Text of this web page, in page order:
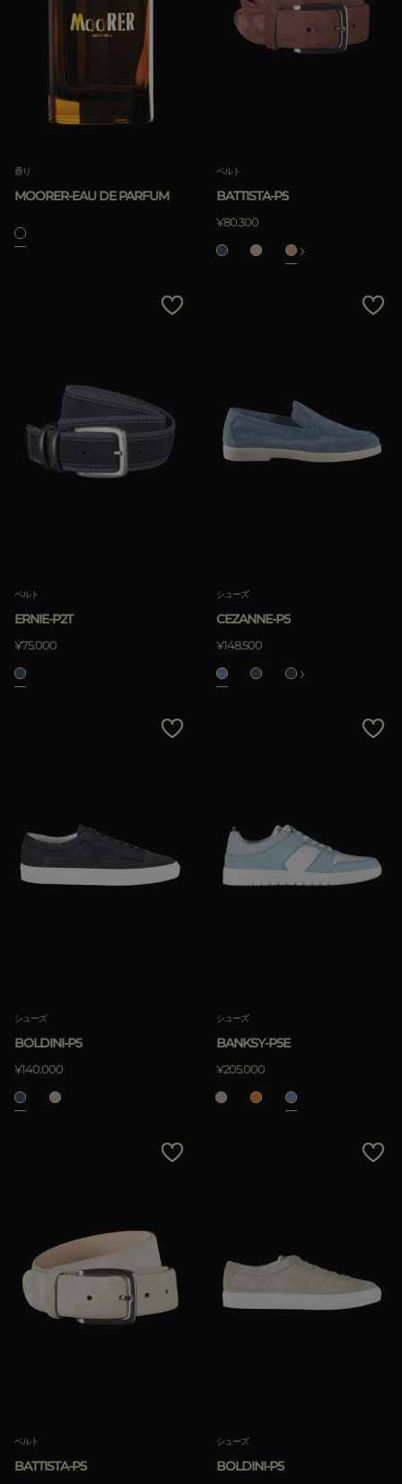
香り
MOORER-EAU DE PARFUM
ベルト
BATTISTA-P5
¥80.300
ベルト
ERNIE-P2T
¥75.000
シューズ
CEZANNE-P5
¥148.500
シューズ
BOLDINI-P5
¥140.000
シューズ
BANKSY-P5E
¥205.000
ベルト
BATTISTA-P5
シューズ
BOLDINI-P5